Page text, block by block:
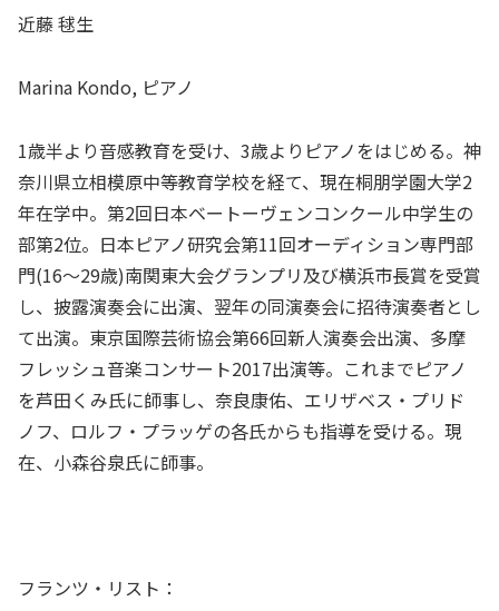
近藤 毬生
Marina Kondo, ピアノ
1歳半より音感教育を受け、3歳よりピアノをはじめる。神
奈川県立相模原中等教育学校を経て、現在桐朋学園大学2
年在学中。第2回日本ベートーヴェンコンクール中学生の
部第2位。日本ピアノ研究会第11回オーディション専門部
門(16～29歳)南関東大会グランプリ及び横浜市長賞を受賞
し、披露演奏会に出演、翌年の同演奏会に招待演奏者とし
て出演。東京国際芸術協会第66回新人演奏会出演、多摩
フレッシュ音楽コンサート2017出演等。これまでピアノ
を芦田くみ氏に師事し、奈良康佑、エリザベス・プリド
ノフ、ロルフ・プラッゲの各氏からも指導を受ける。現
在、小森谷泉氏に師事。
フランツ・リスト：